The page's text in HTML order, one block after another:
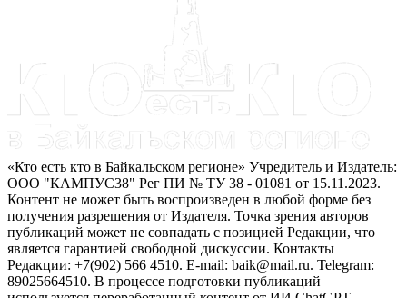
«Кто есть кто в Байкальском регионе» Учредитель и Издатель:
ООО "КАМПУС38" Рег ПИ № ТУ 38 - 01081 от 15.11.2023.
Контент не может быть воспроизведен в любой форме без
получения разрешения от Издателя. Точка зрения авторов
публикаций может не совпадать с позицией Редакции, что
является гарантией свободной дискуссии. Контакты
Редакции: +7(902) 566 4510. E-mail: baik@mail.ru. Telegram:
89025664510. В процессе подготовки публикаций